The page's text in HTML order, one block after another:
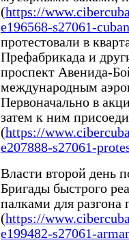
(https://
e196568-s27061-
протестовали в
Префабрикада и
проспект Авенида-
международным
Первоначально в
затем к ним
(https://
e207888-s27061-
Власти второй день
Бригады быстрого
палками для
(https://
e199482-s27061-